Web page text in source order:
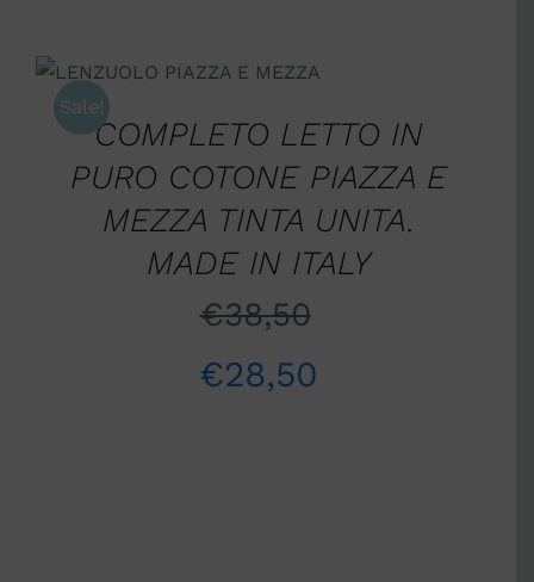
Sale!
SCEGLI
/
DETTAGLI
COMPLETO LETTO IN
PURO COTONE PIAZZA E
MEZZA TINTA UNITA.
MADE IN ITALY
€38,50
€28,50